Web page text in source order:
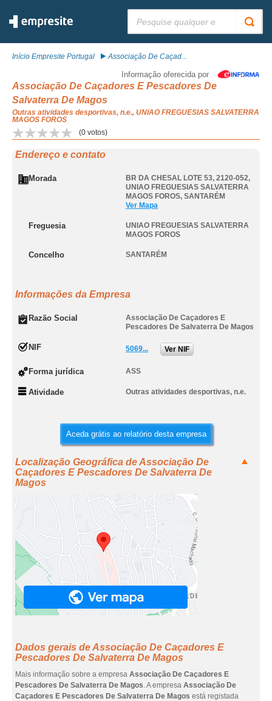
Início Empresite Portugal Associação De Caçad...
Informação oferecida por
Associação De Caçadores E Pescadores De
Salvaterra De Magos
Outras atividades desportivas, n.e., UNIAO FREGUESIAS SALVATERRA
MAGOS FOROS
(0 votos)
Endereço e contato
Morada BR DA CHESAL LOTE 53, 2120-052,
UNIAO FREGUESIAS SALVATERRA
MAGOS FOROS, SANTARÉM
Ver Mapa
Freguesia
UNIAO FREGUESIAS SALVATERRA
MAGOS FOROS
Concelho SANTARÉM
Informações da Empresa
Razão Social
Associação De Caçadores E
Pescadores De Salvaterra De Magos
NIF 5069... Ver NIF
Forma jurídica ASS
Atividade Outras atividades desportivas, n.e.
Aceda grátis ao relatório desta empresa
Localização Geográfica de Associação De
Caçadores E Pescadores De Salvaterra De
Magos
Dados gerais de Associação De Caçadores E
Pescadores De Salvaterra De Magos
Mais informação sobre a empresa Associação De Caçadores E
Pescadores De Salvaterra De Magos. A empresa Associação De
Caçadores E Pescadores De Salvaterra De Magos está registada